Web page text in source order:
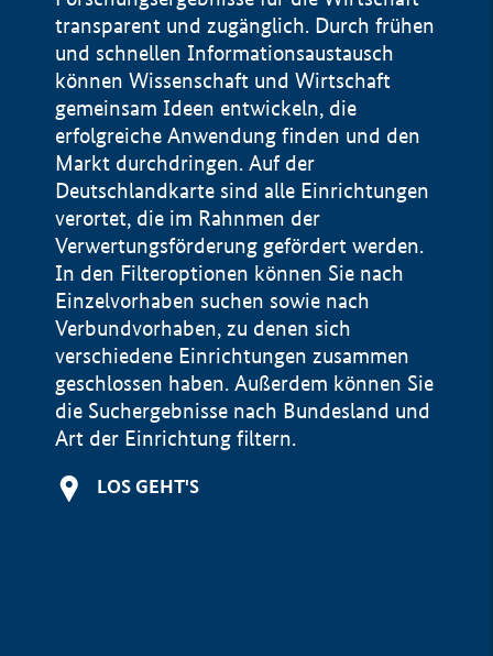
transparent und zugänglich. Durch frühen
und schnellen Informationsaustausch
können Wissenschaft und Wirtschaft
gemeinsam Ideen entwickeln, die
erfolgreiche Anwendung finden und den
Markt durchdringen. Auf der
Deutschlandkarte sind alle Einrichtungen
verortet, die im Rahnmen der
Verwertungsförderung gefördert werden.
In den Filteroptionen können Sie nach
Einzelvorhaben suchen sowie nach
Verbundvorhaben, zu denen sich
verschiedene Einrichtungen zusammen
geschlossen haben. Außerdem können Sie
die Suchergebnisse nach Bundesland und
Art der Einrichtung filtern.
LOS GEHT'S